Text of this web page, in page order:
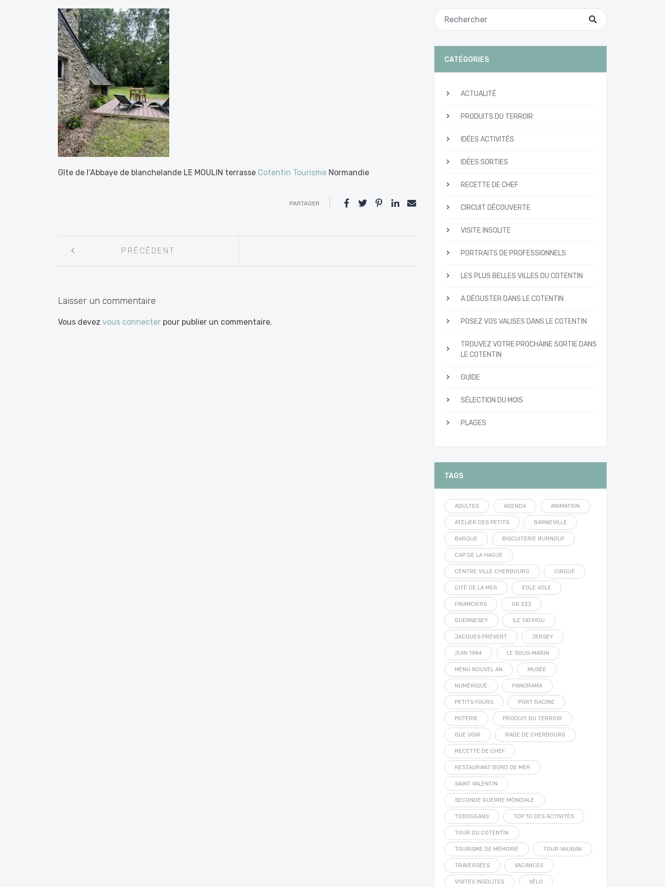
Gîte de l’Abbaye de blanchelande LE MOULIN terrasse Cotentin Tourisme Normandie
PARTAGER
entre
PRÉCÉDENT
Laisser un commentaire
Vous devez vous connecter pour publier un commentaire.
CATÉGORIES
ACTUALITÉ
PRODUITS DU TERROIR
IDÉES ACTIVITÉS
IDÉES SORTIES
RECETTE DE CHEF
CIRCUIT DÉCOUVERTE
VISITE INSOLITE
PORTRAITS DE PROFESSIONNELS
LES PLUS BELLES VILLES DU COTENTIN
A DÉGUSTER DANS LE COTENTIN
POSEZ VOS VALISES DANS LE COTENTIN
TROUVEZ VOTRE PROCHAINE SORTIE DANS
LE COTENTIN
GUIDE
SÉLECTION DU MOIS
PLAGES
TAGS
ADULTES AGENDA ANIMATION
ATELIER DES PETITS BARNEVILLE
BARQUE BISCUITERIE BURNOUF
CAP DE LA HAGUE
CENTRE VILLE CHERBOURG CIRQUE
CITÉ DE LA MER EOLE VOLE
FINANCIERS GR 223
GUERNESEY ILE TATIHOU
JACQUES PRÉVERT JERSEY
JUIN 1944 LE SOUS-MARIN
MENU NOUVEL AN MUSÉE
NUMÉRIQUE PANORAMA
PETITS FOURS PORT RACINE
POTERIE PRODUIT DU TERROIR
QUE VOIR RADE DE CHERBOURG
RECETTE DE CHEF
RESTAURANT BORD DE MER
SAINT VALENTIN
SECONDE GUERRE MONDIALE
TOBOGGANS TOP 10 DES ACTIVITÉS
TOUR DU COTENTIN
TOURISME DE MÉMOIRE TOUR VAUBAN
TRAVERSÉES VACANCES
VISITES INSOLITES VÉLO